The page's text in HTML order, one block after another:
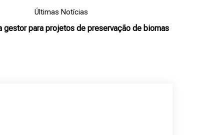
Últimas Notícias
gestor para projetos de preservação de biomas